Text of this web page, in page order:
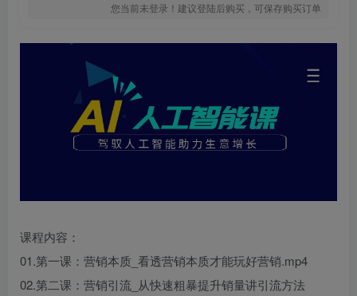
您当前未登录！建议登陆后购买，可保存购买订单
课程内容：
01.第一课：营销本质_看透营销本质才能玩好营销.mp4
02.第二课：营销引流_从快速粗暴提升销量讲引流方法